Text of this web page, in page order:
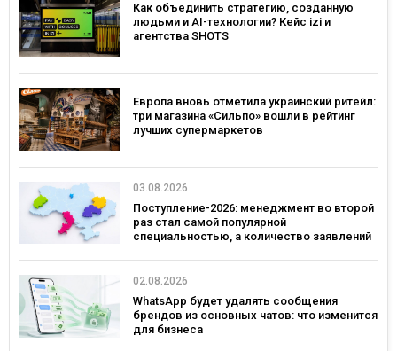
Как объединить стратегию, созданную
людьми и AI-технологии? Кейс izi и
агентства SHOTS
Европа вновь отметила украинский ритейл:
три магазина «Сильпо» вошли в рейтинг
лучших супермаркетов
03.08.2026
Поступление-2026: менеджмент во второй
раз стал самой популярной
специальностью, а количество заявлений
02.08.2026
WhatsApp будет удалять сообщения
брендов из основных чатов: что изменится
для бизнеса